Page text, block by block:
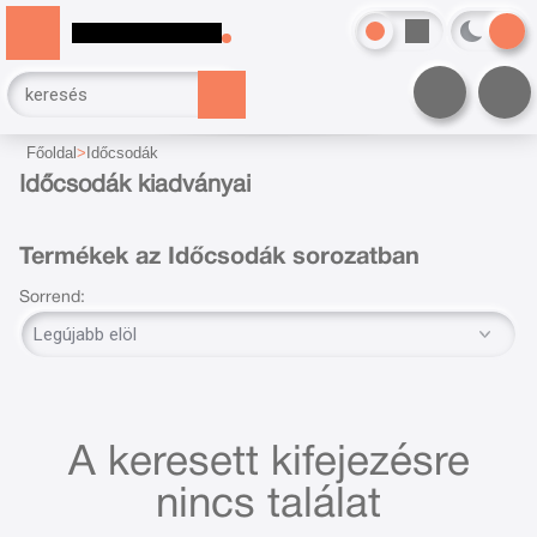
Főoldal Időcsodák
Időcsodák kiadványai
Termékek az Időcsodák sorozatban
Sorrend:
A keresett kifejezésre
nincs találat